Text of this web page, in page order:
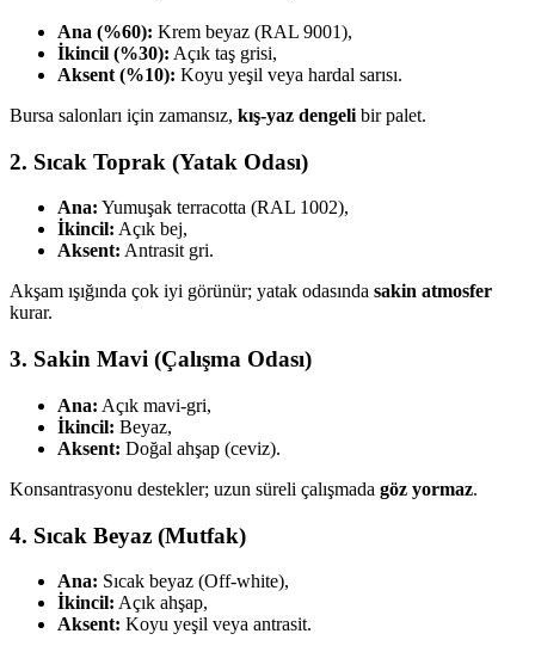
Ana (%60): Krem beyaz (RAL 9001),
İkincil (%30): Açık taş grisi,
Aksent (%10): Koyu yeşil veya hardal sarısı.
Bursa salonları için zamansız, kış-yaz dengeli bir palet.
2. Sıcak Toprak (Yatak Odası)
Ana: Yumuşak terracotta (RAL 1002),
İkincil: Açık bej,
Aksent: Antrasit gri.
Akşam ışığında çok iyi görünür; yatak odasında sakin atmosfer
kurar.
3. Sakin Mavi (Çalışma Odası)
Ana: Açık mavi-gri,
İkincil: Beyaz,
Aksent: Doğal ahşap (ceviz).
Konsantrasyonu destekler; uzun süreli çalışmada göz yormaz.
4. Sıcak Beyaz (Mutfak)
Ana: Sıcak beyaz (Off-white),
İkincil: Açık ahşap,
Aksent: Koyu yeşil veya antrasit.